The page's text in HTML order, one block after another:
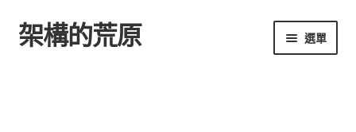
跳
至
跳
至
架構的荒原 選單